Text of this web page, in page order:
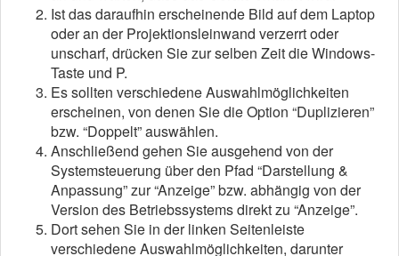
Ist das daraufhin erscheinende Bild auf dem Laptop
oder an der Projektionsleinwand verzerrt oder
unscharf, drücken Sie zur selben Zeit die Windows-
Taste und P.
Es sollten verschiedene Auswahlmöglichkeiten
erscheinen, von denen Sie die Option “Duplizieren”
bzw. “Doppelt” auswählen.
Anschließend gehen Sie ausgehend von der
Systemsteuerung über den Pfad “Darstellung &
Anpassung” zur “Anzeige” bzw. abhängig von der
Version des Betriebssystems direkt zu “Anzeige”.
Dort sehen Sie in der linken Seitenleiste
verschiedene Auswahlmöglichkeiten, darunter